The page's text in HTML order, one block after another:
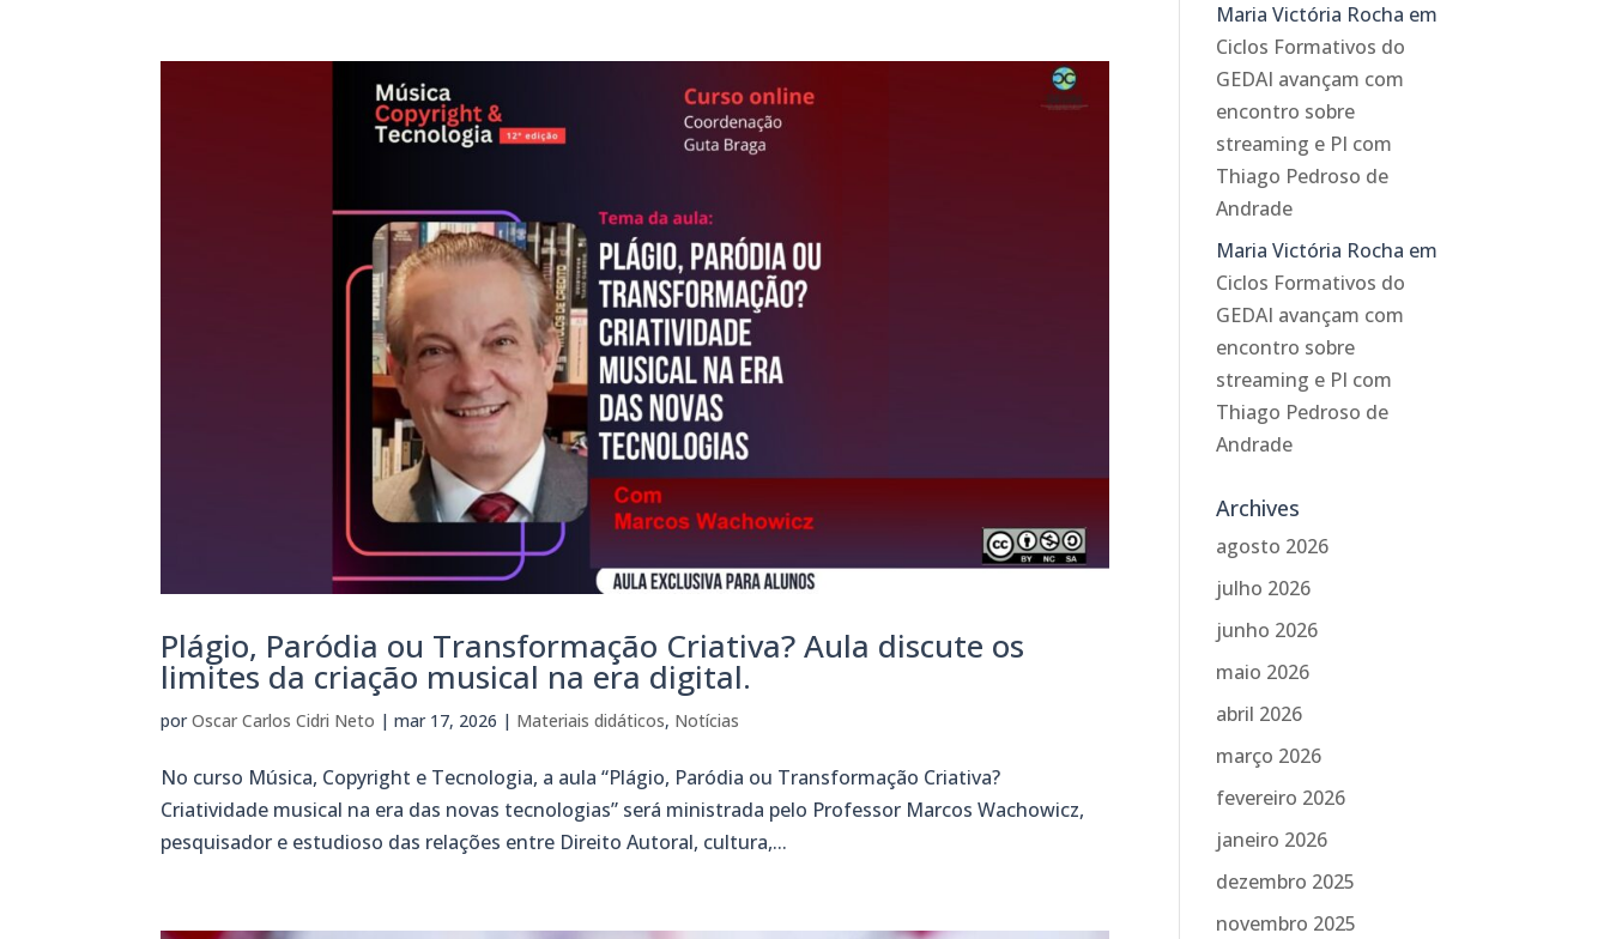
Plágio, Paródia ou Transformação Criativa? Aula discute os
limites da criação musical na era digital.
porOscar Carlos Cidri Neto |mar 17, 2026 | Materiais didáticos, Notícias
No curso Música, Copyright e Tecnologia, a aula “Plágio, Paródia ou Transformação Criativa?
Criatividade musical na era das novas tecnologias” será ministrada pelo Professor Marcos Wachowicz,
pesquisador e estudioso das relações entre Direito Autoral, cultura,...
Maria Victória Rocha em
Ciclos Formativos do
GEDAI avançam com
encontro sobre
streaming e PI com
Thiago Pedroso de
Andrade
Maria Victória Rocha em
Ciclos Formativos do
GEDAI avançam com
encontro sobre
streaming e PI com
Thiago Pedroso de
Andrade
Archives
agosto 2026
julho 2026
junho 2026
maio 2026
abril 2026
março 2026
fevereiro 2026
janeiro 2026
dezembro 2025
novembro 2025